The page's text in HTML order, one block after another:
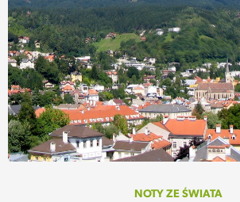
PO KRAKOSKU
MIASTO
SUBIEKTYWNIE
SPOTKANIE
NOTY ZE ŚWIATA